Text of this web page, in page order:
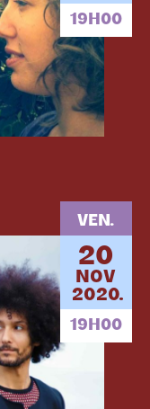
19H00
VEN.
20
NOV
2020.
19H00